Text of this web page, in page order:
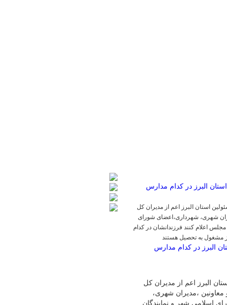
استان البرز اعم از مدیران کل
شهری، شهرداری،اعضای شورای
اعلام کنند فرزندانشان در کدام
مشغول به تحصیل هستند
البرز در کدام مدارس
البرز اعم از مدیران کل
معاونین ،مدیران شهری،
اسلامی شهر و نمایندگان